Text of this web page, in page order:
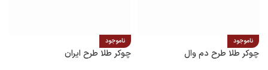
ناموجود
چوکر طلا طرح دم وال
ناموجود
چوکر طلا طرح ایران